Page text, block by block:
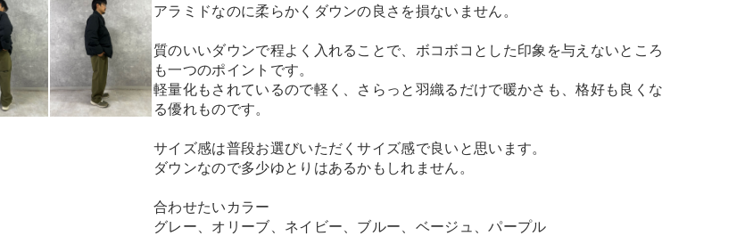
アラミドなのに柔らかくダウンの良さを損ないません。
質のいいダウンで程よく入れることで、ボコボコとした印象を与えないところ
も一つのポイントです。
軽量化もされているので軽く、さらっと羽織るだけで暖かさも、格好も良くな
る優れものです。
サイズ感は普段お選びいただくサイズ感で良いと思います。
ダウンなので多少ゆとりはあるかもしれません。
合わせたいカラー
グレー、オリーブ、ネイビー、ブルー、ベージュ、パープル